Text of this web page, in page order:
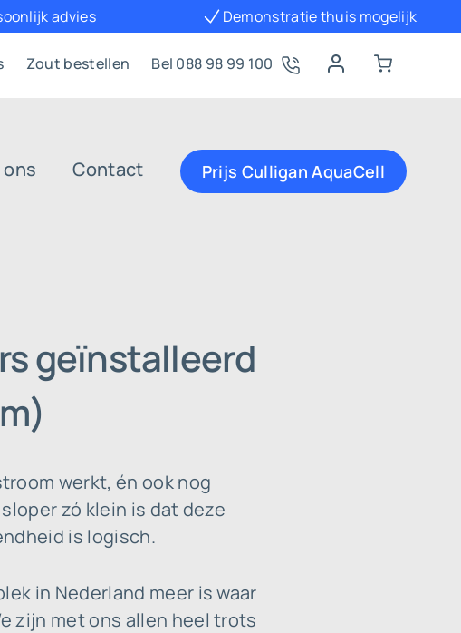
advies Demonstratie thuis mogelijk
Zout bestellen Bel 088 98 99 100
ons Contact Prijs Culligan AquaCell
geïnstalleerd
werkt, én ook nog
zó klein is dat deze
is logisch.
in Nederland meer is waar
zijn met ons allen heel trots